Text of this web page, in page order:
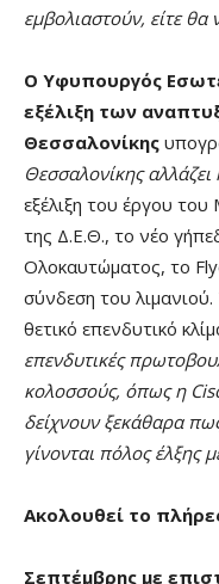
εμβολιαστούν, είτε
Ο Υφυπουργός
εξέλιξη των
Θεσσαλονίκης
Θεσσαλονίκης αλλάζει
εξέλιξη του έργου
της Δ.Ε.Θ., το νέο
Ολοκαυτώματος, το
σύνδεση του
θετικό επενδυτικό
επενδυτικές
κολοσσούς, όπως η
δείχνουν ξεκάθαρα
γίνονται πόλος έλξης
Ακολουθεί το
Σεπτέμβρης με